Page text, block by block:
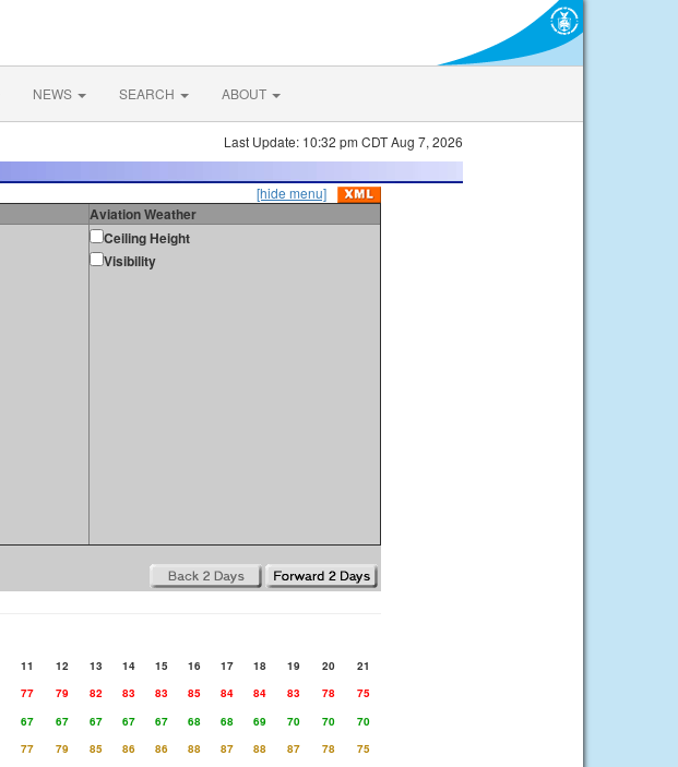
NEWS SEARCH ABOUT
Last Update: 10:32 pm CDT Aug 7, 2026
[hide menu]
Aviation Weather
Ceiling Height
Visibility
11 12 13 14 15 16 17 18 19 20
21
77 79 82 83 83 85 84 84 83 78
75
67 67 67 67 67 68 68 69 70 70
70
77 79 85 86 86 88 87 88 87 78
75